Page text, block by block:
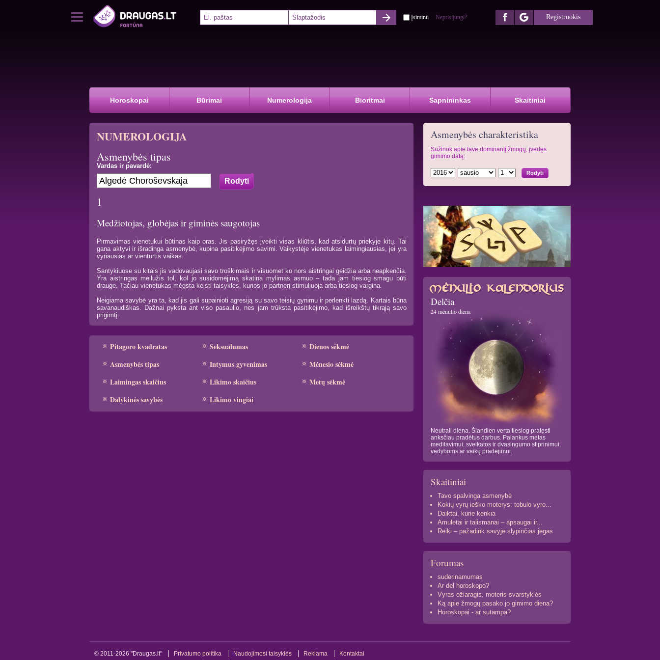
Įsiminti Neprisijungi? Registruokis
Horoskopai Būrimai Numerologija Bioritmai Sapnininkas Skaitiniai
NUMEROLOGIJA
Asmenybės tipas
Vardas ir pavardė:
1
Medžiotojas, globėjas ir giminės saugotojas
Pirmavimas vienetukui būtinas kaip oras. Jis pasiryžęs įveikti visas kliūtis, kad atsidurtų priekyje kitų. Tai
gana aktyvi ir išradinga asmenybė, kupina pasitikėjimo savimi. Vaikystėje vienetukas laimingiausias, jei yra
vyriausias ar vienturtis vaikas.
Santykiuose su kitais jis vadovaujasi savo troškimais ir visuomet ko nors aistringai geidžia arba neapkenčia.
Yra aistringas meilužis tol, kol jo susidomėjimą skatina mylimas asmuo – tada jam tiesiog smagu būti
drauge. Tačiau vienetukas mėgsta keisti taisykles, kurios jo partnerį stimuliuoja arba tiesiog vargina.
Neigiama savybė yra ta, kad jis gali supainioti agresiją su savo teisių gynimu ir perlenkti lazdą. Kartais būna
savanaudiškas. Dažnai pyksta ant viso pasaulio, nes jam trūksta pasitikėjimo, kad išreikštų tikrąją savo
prigimtį.
Pitagoro kvadratas
Asmenybės tipas
Laimingas skaičius
Dalykinės savybės
Seksualumas
Intymus gyvenimas
Likimo skaičius
Likimo vingiai
Dienos sėkmė
Mėnesio sėkmė
Metų sėkmė
Asmenybės charakteristika
Sužinok apie tave dominantį žmogų, įvedęs
gimimo datą:
Delčia
24 mėnulio diena
Neutrali diena. Šiandien verta tiesiog pratęsti
anksčiau pradėtus darbus. Palankus metas
meditavimui, sveikatos ir dvasingumo stiprinimui,
vedyboms ar vaikų pradėjimui.
Skaitiniai
Tavo spalvinga asmenybė
Kokių vyrų ieško moterys: tobulo vyro...
Daiktai, kurie kenkia
Amuletai ir talismanai – apsaugai ir...
Reiki – pažadink savyje slypinčias jėgas
Forumas
suderinamumas
Ar del horoskopo?
Vyras ožiaragis, moteris svarstyklės
Ką apie žmogų pasako jo gimimo diena?
Horoskopai - ar sutampa?
© 2011-2026 "Draugas.lt" Privatumo politika Naudojimosi taisyklės Reklama Kontaktai